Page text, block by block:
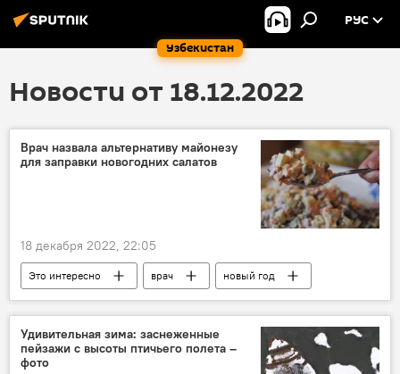
Узбекистан
РУС
Новости от 18.12.2022
Врач назвала альтернативу майонезу
для заправки новогодних салатов
18 декабря 2022, 22:05
Это интересно врач
новый год
Новый год
блюдо
Удивительная зима: заснеженные
пейзажи с высоты птичьего полета –
фото